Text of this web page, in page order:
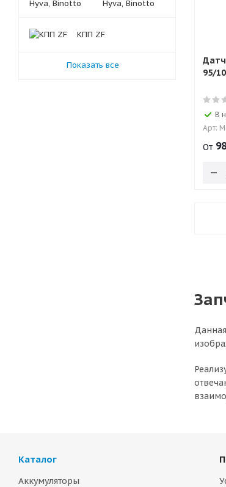
95/
В
Арт:
От
Hyva, Binotto
КПП ZF
Показать все
Каталог
Аккумуляторы